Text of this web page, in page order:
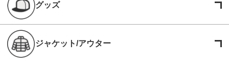
グッズ
ジャケット/アウター